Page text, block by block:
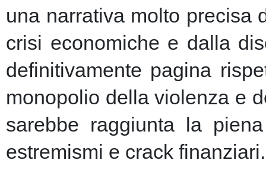
una narrativa molto precisa
crisi economiche e dalla
definitivamente pagina
monopolio della violenza e
sarebbe raggiunta la
estremismi e crack finanziari.